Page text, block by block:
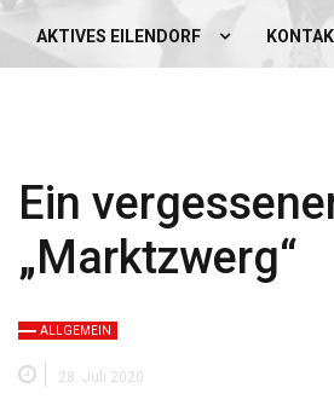
AKTIVES EILENDORF
Ein
„Marktzwerg“
ALLGEMEIN
28. Juli 2020